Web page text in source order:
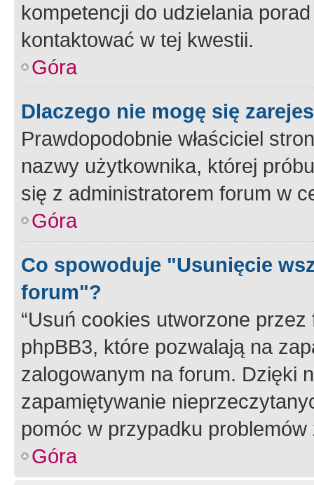
kompetencji do udzielania
kontaktować w tej kwestii.
Góra
Dlaczego nie mogę się
Prawdopodobnie właściciel
nazwy użytkownika, której
się z administratorem forum w
Góra
Co spowoduje "Usunięcie
forum"?
“Usuń cookies utworzone
phpBB3, które pozwalają na
zalogowanym na forum. Dzięki
zapamiętywanie
pomóc w przypadku
Góra